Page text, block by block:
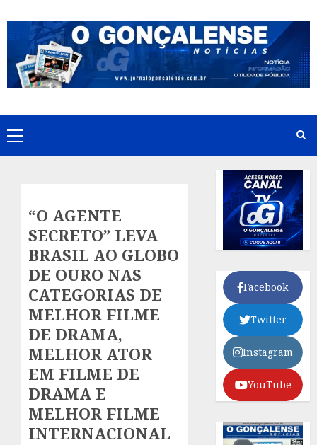
to
content
Primary
Menu
“O AGENTE
SECRETO” LEVA
BRASIL AO GLOBO
DE OURO NAS
CATEGORIAS DE
MELHOR FILME
DE DRAMA,
MELHOR ATOR
EM FILME DE
DRAMA E
MELHOR FILME
INTERNACIONAL
Facebook
Twitter
Instagram
YouTube